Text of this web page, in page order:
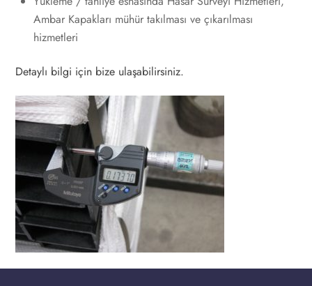
Ambar Kapakları mühür takılması ve çıkarılması
hizmetleri
Detaylı bilgi için bize ulaşabilirsiniz.